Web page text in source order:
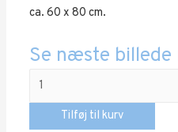
ca. 60 x 80 cm.
Se næste billede
Klat
Klat
Tilføj til kurv